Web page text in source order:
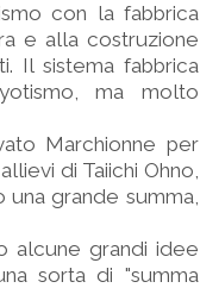
con la fabbrica
e alla costruzione
Il sistema fabbrica
ma molto
Marchionne per
di Taiichi Ohno,
grande summa,
alcune grandi idee
sorta di "summa